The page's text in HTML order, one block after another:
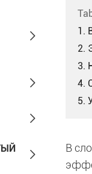




1.
2.
3.
4.
5.
В